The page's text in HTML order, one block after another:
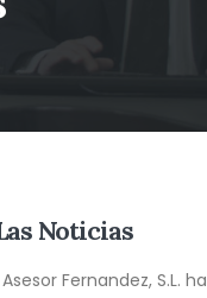
Noticias
Fernandez, S.L. ha